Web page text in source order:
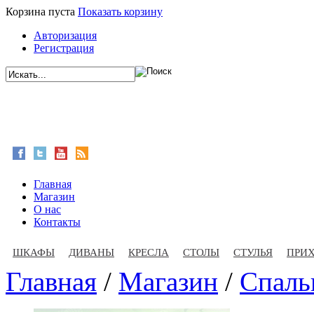
Корзина пуста Показать корзину
Авторизация
Регистрация
Главная
Магазин
О нас
Контакты
ШКАФЫ ДИВАНЫ КРЕСЛА СТОЛЫ СТУЛЬЯ
Главная / Магазин /